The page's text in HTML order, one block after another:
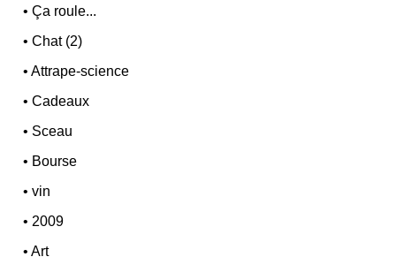
•Ça roule...
•Chat (2)
•Attrape-science
•Cadeaux
• Sceau
• Bourse
•vin
• 2009
•Art